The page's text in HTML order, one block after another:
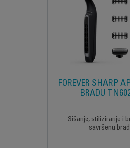
FOREVER SHARP
BRADU
Šišanje, stiliziranje i
savršenu